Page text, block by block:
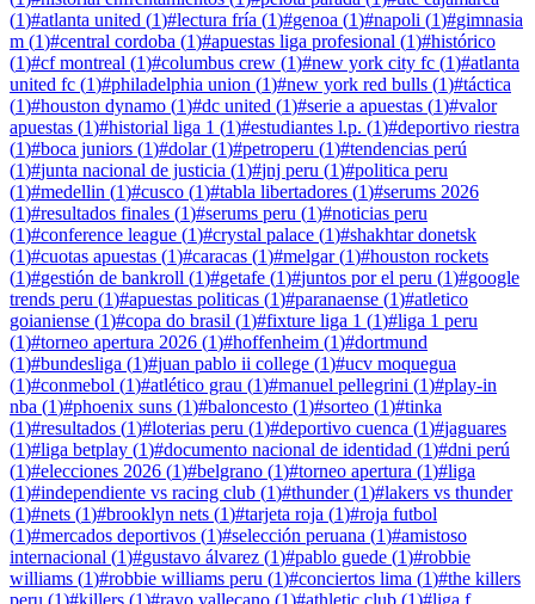
(1)#atlanta united (1)#lectura fría (1)#genoa (1)#napoli (1)#gimnasia
m (1)#central cordoba (1)#apuestas liga profesional (1)#histórico
(1)#cf montreal (1)#columbus crew (1)#new york city fc (1)#atlanta
united fc (1)#philadelphia union (1)#new york red bulls (1)#táctica
(1)#houston dynamo (1)#dc united (1)#serie a apuestas (1)#valor
apuestas (1)#historial liga 1 (1)#estudiantes l.p. (1)#deportivo riestra
(1)#boca juniors (1)#dolar(1)#petroperu (1)#tendencias perú
(1)#junta nacional de justicia (1)#jnj peru (1)#politica peru
(1)#medellin (1)#cusco (1)#tabla libertadores (1)#serums 2026
(1)#resultados finales (1)#serums peru (1)#noticias peru
(1)#conference league (1)#crystal palace (1)#shakhtar donetsk
(1)#cuotas apuestas (1)#caracas (1)#melgar(1)#houston rockets
(1)#gestión de bankroll (1)#getafe (1)#juntos por el peru (1)#google
trends peru (1)#apuestas politicas (1)#paranaense (1)#atletico
goianiense (1)#copa do brasil (1)#fixture liga 1 (1)#liga 1 peru
(1)#torneo apertura 2026 (1)#hoffenheim (1)#dortmund
(1)#bundesliga (1)#juan pablo ii college (1)#ucv moquegua
(1)#conmebol (1)#atlético grau (1)#manuel pellegrini (1)#play-in
nba (1)#phoenix suns (1)#baloncesto (1)#sorteo (1)#tinka
(1)#resultados (1)#loterias peru (1)#deportivo cuenca (1)#jaguares
(1)#liga betplay (1)#documento nacional de identidad (1)#dni perú
(1)#elecciones 2026 (1)#belgrano (1)#torneo apertura (1)#liga
(1)#independiente vs racing club (1)#thunder(1)#lakers vs thunder
(1)#nets (1)#brooklyn nets (1)#tarjeta roja (1)#roja futbol
(1)#mercados deportivos (1)#selección peruana (1)#amistoso
internacional (1)#gustavo álvarez (1)#pablo guede (1)#robbie
williams (1)#robbie williams peru (1)#conciertos lima (1)#the killers